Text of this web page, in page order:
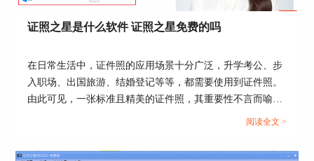
的证件照规格可以选择，搭配强大的AI算法，可以
轻松一键实现照片的旋转、裁切、调色、背景处理
证照之星是什么软件 证照之星免费的吗
在日常生活中，证件照的应用场景十分广泛，升学考公、步
入职场、出国旅游、结婚登记等等，都需要使用到证件照。
由此可见，一张标准且精美的证件照，其重要性不言而喻。
今天这篇文章就以“证照之星是什么软件，证照之星免费的
阅读全文 >